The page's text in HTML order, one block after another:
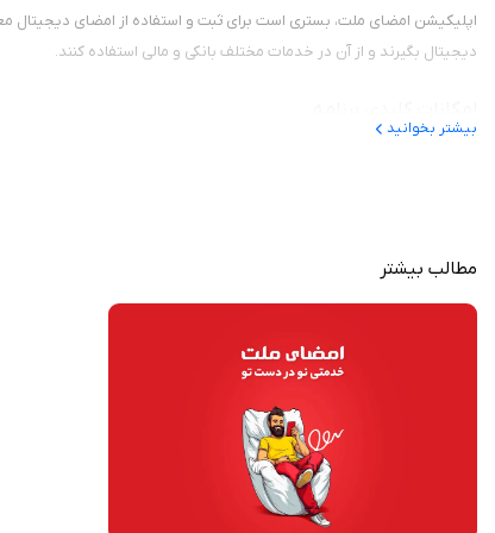
اپلیکیشن امضای ملت، بستری است برای ثبت و استفاده از امضای دیجیتال
دیجیتال بگیرند و از آن در خدمات مختلف بانکی و مالی استفاده کنند.
پس از تکمیل مراحل احراز هویت، گواهی امضای دیجیتال شما صادر شده و
🔹 مشاهده و مدیریت گواهی‌ها
🔹 دسترسی به تاریخچه امضاها
تمامی تراکنش‌ها و اقدامات شما با امضای دیجیتال در بخش تاریخچه ثبت
بیشتر بخوانید
مطالب بیشتر